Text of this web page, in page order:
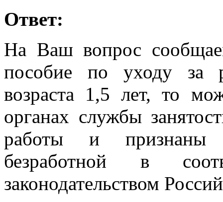
Ответ:
На Ваш вопрос
пособие по уходу за
возраста 1,5 лет, то
органах службы
работы и признаны
безработной в
законодательством